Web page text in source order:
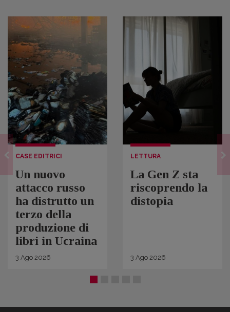
CASE EDITRICI
Un nuovo
attacco russo
ha distrutto un
terzo della
produzione di
libri in Ucraina
3 Ago 2026
LETTURA
La Gen Z sta
riscoprendo la
distopia
3 Ago 2026